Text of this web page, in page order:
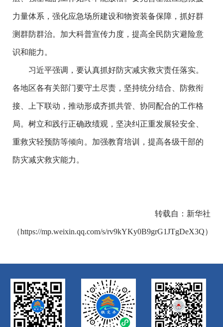
力量体系，强化应急场所建设和物资装备保障，抓好群
测群防群治。加大科普宣传力度，提高全民防灾避险意
识和能力。
习近平强调，要认真抓好防灾减灾救灾责任落实。
各地区各有关部门要守土尽责，坚持统分结合、防救衔
接、上下联动，推动形成齐抓共管、协同配合的工作格
局。树立和践行正确政绩观，坚决纠正重发展轻安全、
重救灾轻预防等倾向。加强教育培训，提高各级干部的
防灾减灾救灾能力。
转载自：新华社
（https://mp.weixin.qq.com/s/rv9kYKy0B9grG1JTgDeX3Q）